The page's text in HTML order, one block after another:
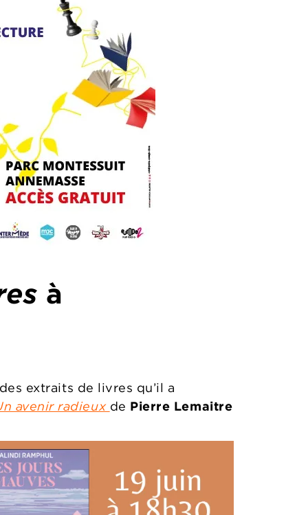
à
extraits de livres qu’il a
avenir radieux de Pierre Lemaitre